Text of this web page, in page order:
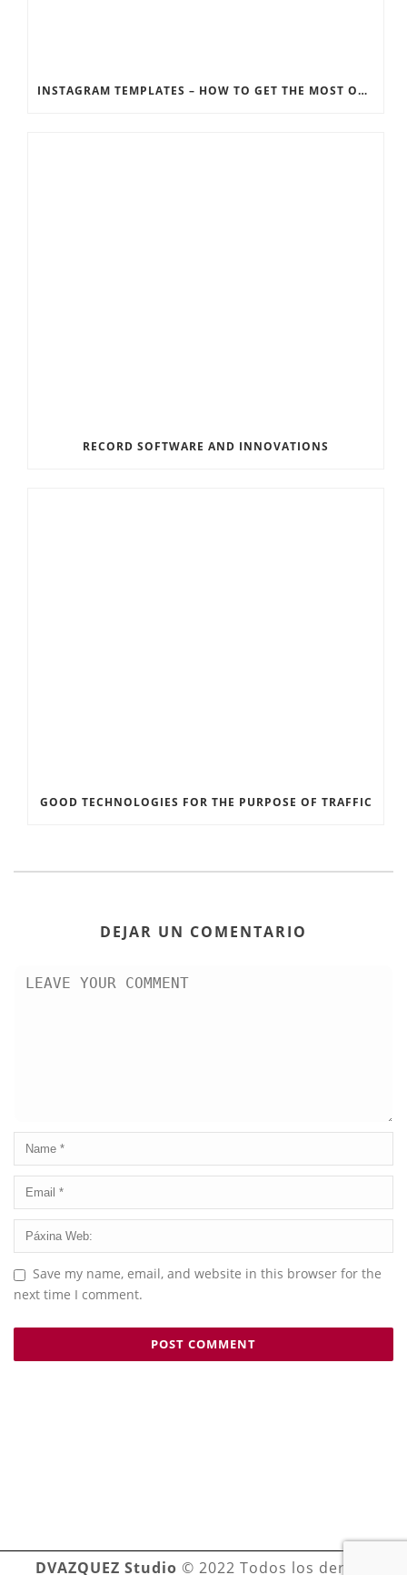
INSTAGRAM TEMPLATES – HOW TO GET THE MOST OUT OF THE SOCIAL MEDIA FEEDS
RECORD SOFTWARE AND INNOVATIONS
GOOD TECHNOLOGIES FOR THE PURPOSE OF TRAFFIC
DEJAR UN COMENTARIO
Save my name, email, and website in this browser for the
next time I comment.
DVAZQUEZ Studio © 2022 Todos los derechos